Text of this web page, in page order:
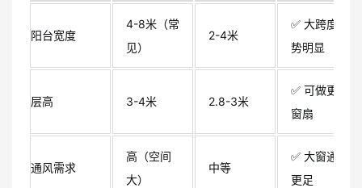
阳台宽度
4-8米（常
见）
2-4米
✅ 大跨度优
势明显
层高 3-4米 2.8-3米
✅ 可做更高
窗扇
通风需求
高（空间
大）
中等
✅ 大窗通风
更足